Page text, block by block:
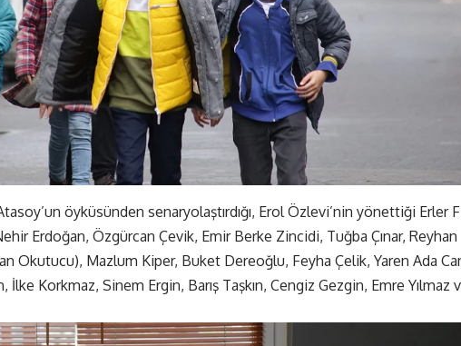
öyküsünden senaryolaştırdığı, Erol Özlevi’nin yönettiği Erler
Erdoğan, Özgürcan Çevik, Emir Berke Zincidi, Tuğba Çınar, Reyhan
Okutucu), Mazlum Kiper, Buket Dereoğlu, Feyha Çelik, Yaren Ada
İlke Korkmaz, Sinem Ergin, Barış Taşkın, Cengiz Gezgin, Emre Yılmaz